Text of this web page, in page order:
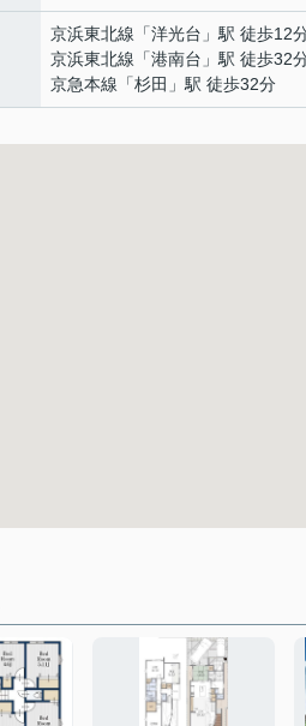
京浜東北線 「洋光台 」駅 徒歩12
京浜東北線 「港南台 」駅 徒歩32
京急本線 「杉田 」駅 徒歩32分